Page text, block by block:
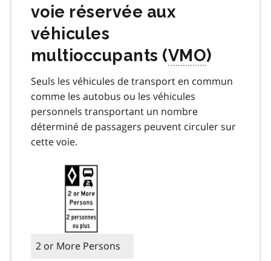
voie réservée aux
véhicules
multioccupants (VMO)
Seuls les véhicules de transport en commun
comme les autobus ou les véhicules
personnels transportant un nombre
déterminé de passagers peuvent circuler sur
cette voie.
2 or More Persons